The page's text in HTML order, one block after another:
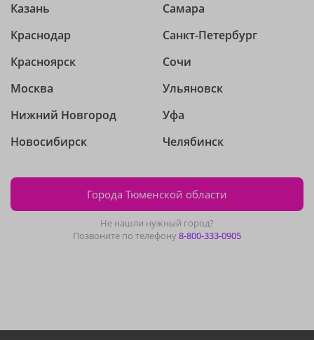
Казань
Краснодар
Красноярск
Москва
Нижний Новгород
Новосибирск
Самара
Санкт-Петербург
Сочи
Ульяновск
Уфа
Челябинск
Города Тюменской области
Не нашли нужный город?
Позвоните по телефону8-800-333-0905